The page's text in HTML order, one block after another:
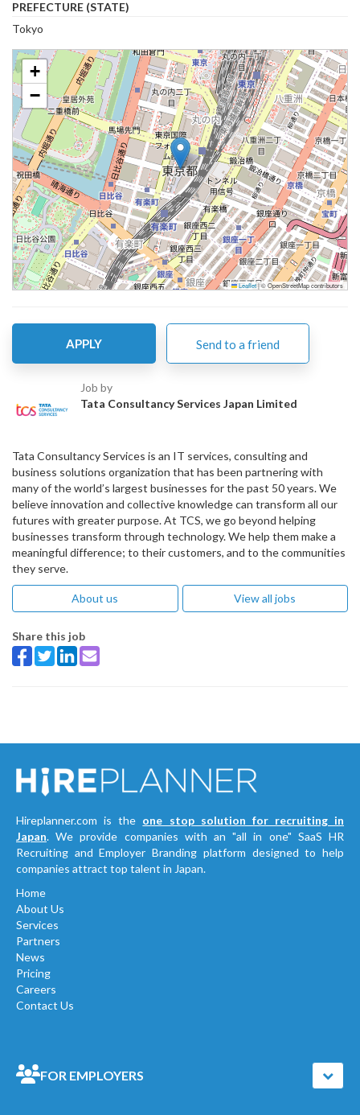
PREFECTURE (STATE)
Tokyo
+
−
Leaflet|© OpenStreetMap contributors
APPLY Send to a friend
Job by
Tata Consultancy Services Japan Limited
Tata Consultancy Services is an IT services, consulting and
business solutions organization that has been partnering with
many of the world’s largest businesses for the past 50 years. We
believe innovation and collective knowledge can transform all our
futures with greater purpose. At TCS, we go beyond helping
businesses transform through technology. We help them make a
meaningful difference; to their customers, and to the communities
they serve.
About us View all jobs
Share this job
FOR EMPLOYERS
Hireplanner.com is the one stop solution for recruiting in
Japan. We provide companies with an "all in one" SaaS HR
Recruiting and Employer Branding platform designed to help
companies attract top talent in Japan.
Home
About Us
Services
Partners
News
Pricing
Careers
Contact Us